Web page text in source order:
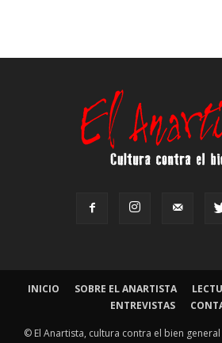
INICIO SOBRE EL ANARTISTA
ENTREVISTAS
© El Anartista, cultura contra el bien general